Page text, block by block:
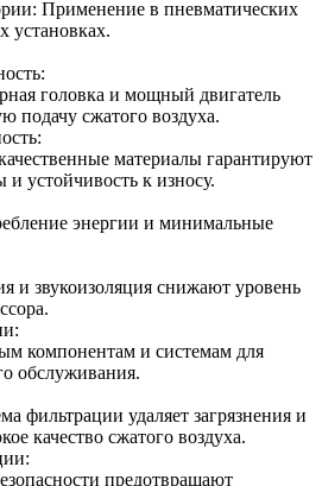
Применение в пневматических
установках.
головка и мощный двигатель
подачу сжатого воздуха.
материалы гарантируют
устойчивость к износу.
энергии и минимальные
и звукоизоляция снижают уровень
компонентам и системам для
обслуживания.
фильтрации удаляет загрязнения и
качество сжатого воздуха.
предотвращают